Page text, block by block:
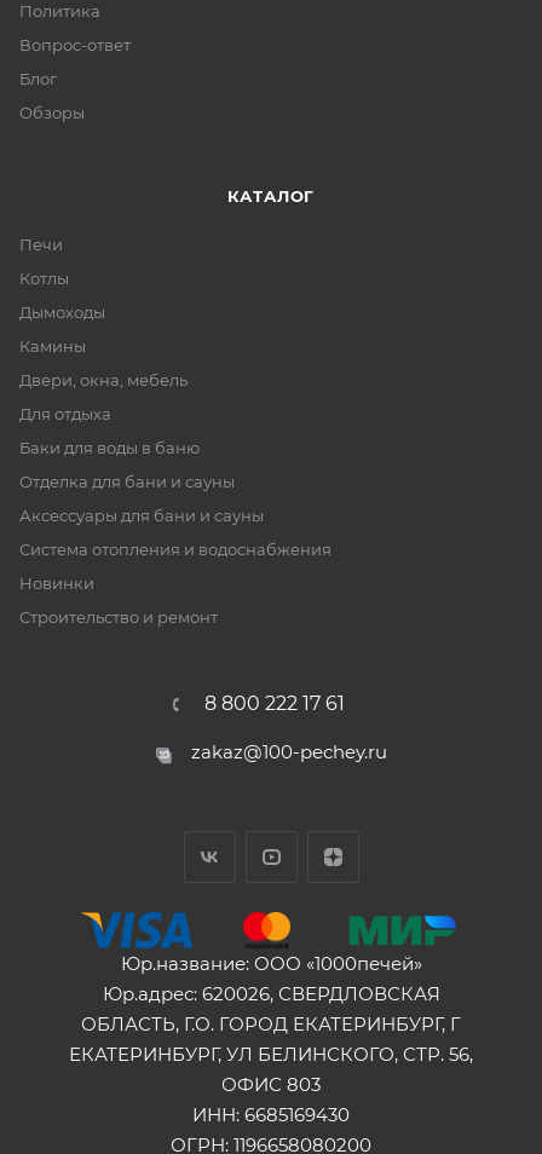
Политика
Вопрос-ответ
Блог
Обзоры
КАТАЛОГ
Печи
Котлы
Дымоходы
Камины
Двери, окна, мебель
Для отдыха
Баки для воды в баню
Отделка для бани и сауны
Аксессуары для бани и сауны
Система отопления и водоснабжения
Новинки
Строительство и ремонт
8 800 222 17 61
zakaz@100-pechey.ru
Юр.название: ООО «1000печей»
Юр.адрес: 620026, СВЕРДЛОВСКАЯ
ОБЛАСТЬ, Г.О. ГОРОД ЕКАТЕРИНБУРГ, Г
ЕКАТЕРИНБУРГ, УЛ БЕЛИНСКОГО, СТР. 56,
ОФИС 803
ИНН: 6685169430
ОГРН: 1196658080200